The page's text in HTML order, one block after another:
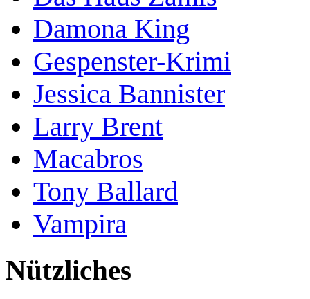
Damona King
Gespenster-Krimi
Jessica Bannister
Larry Brent
Macabros
Tony Ballard
Vampira
Nützliches